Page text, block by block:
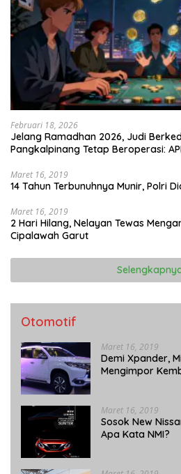
Februari 18, 2026
Jelang Ramadhan 2026, Judi
Pangkalpinang Tetap Beroperasi:
Maret 16, 2019
14 Tahun Terbunuhnya Munir, Polri
Maret 16, 2019
2 Hari Hilang, Nelayan Tewas
Cipalawah Garut
Otomotif
Maret 16, 2019
Demi Xpander,
Mengimpor
Maret 16, 2019
Sosok New
Apa Kata NMI?